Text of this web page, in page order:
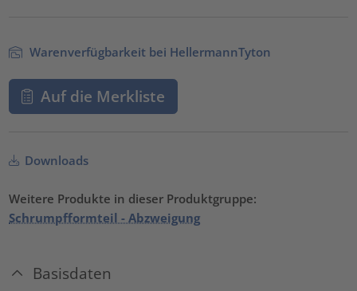
Warenverfügbarkeit bei HellermannTyton
Auf die Merkliste
Downloads
Weitere Produkte in dieser Produktgruppe:
Schrumpfformteil - Abzweigung
Basisdaten